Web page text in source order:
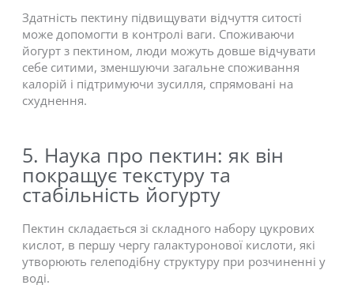
Здатність пектину підвищувати відчуття ситості
може допомогти в контролі ваги. Споживаючи
йогурт з пектином, люди можуть довше відчувати
себе ситими, зменшуючи загальне споживання
калорій і підтримуючи зусилля, спрямовані на
схуднення.
5. Наука про пектин: як він
покращує текстуру та
стабільність йогурту
Пектин складається зі складного набору цукрових
кислот, в першу чергу галактуронової кислоти, які
утворюють гелеподібну структуру при розчиненні у
воді.